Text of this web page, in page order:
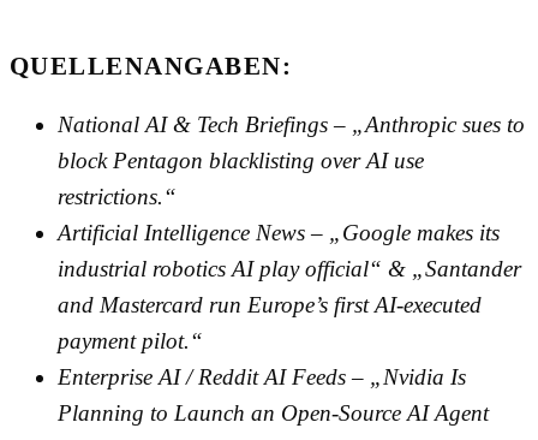
QUELLENANGABEN:
National AI & Tech Briefings – „Anthropic sues to
block Pentagon blacklisting over AI use
restrictions.“
Artificial Intelligence News – „Google makes its
industrial robotics AI play official“ & „Santander
and Mastercard run Europe’s first AI-executed
payment pilot.“
Enterprise AI / Reddit AI Feeds – „Nvidia Is
Planning to Launch an Open-Source AI Agent